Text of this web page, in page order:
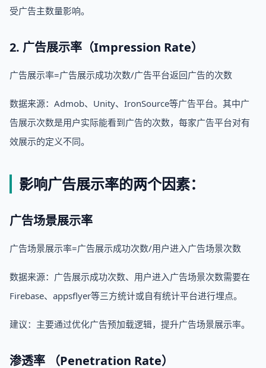
受广告主数量影响。
2. 广告展示率（Impression Rate）
广告展示率=广告展示成功次数/广告平台返回广告的次数
数据来源：Admob、Unity、IronSource等广告平台。其中广
告展示次数是用户实际能看到广告的次数，每家广告平台对有
效展示的定义不同。
影响广告展示率的两个因素：
广告场景展示率
广告场景展示率=广告展示成功次数/用户进入广告场景次数
数据来源：广告展示成功次数、用户进入广告场景次数需要在
Firebase、appsflyer等三方统计或自有统计平台进行埋点。
建议：主要通过优化广告预加载逻辑，提升广告场景展示率。
渗透率 （Penetration Rate）